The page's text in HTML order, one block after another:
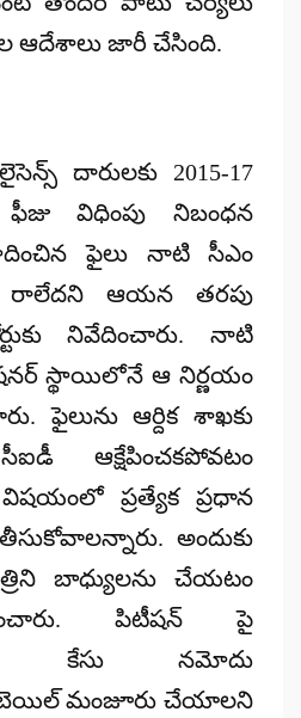
ఆదేశాలు జారీ చేసింది.
దారులకు 2015-17
విధింపు నిబంధన
ఫైలు నాటి సీఎం
రాలేదని ఆయన తరపు
నివేదించారు. నాటి
స్థాయిలోనే ఆ నిర్ణయం
ఫైలును ఆర్దిక శాఖకు
ఆక్షేపించకపోవటం
ప్రత్యేక ప్రధాన
అందుకు
బాధ్యులను చేయటం
పిటీషన్ పై
కేసు నమోదు
బెయిల్ మంజూరు చేయాలని